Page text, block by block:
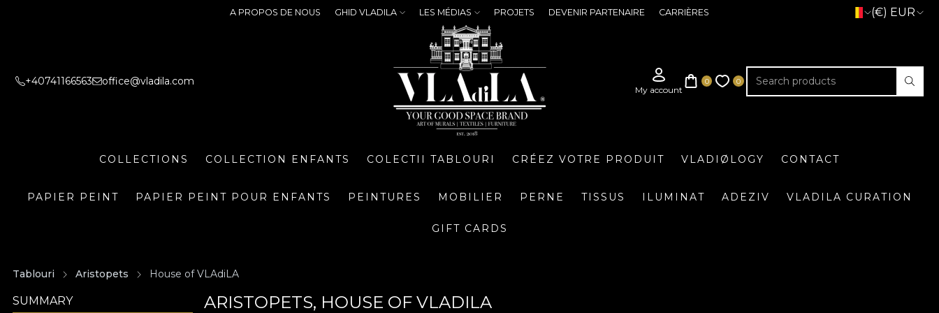
A PROPOS DE NOUS GHID VLADILA LES MÉDIAS PROJETS DEVENIR PARTENAIRE CARRIÈRES (€) EUR
+40741166563 office@vladila.com
COLLECTIONS COLLECTION ENFANTS COLECTII TABLOURI CRÉEZ VOTRE PRODUIT VLADIØLOGY CONTACT
PAPIER PEINT PAPIER PEINT POUR ENFANTS PEINTURES MOBILIER PERNE TISSUS ILUMINAT ADEZIV VLADILA CURATION
GIFT CARDS
Tablouri Aristopets House of VLAdiLA
SUMMARY ARISTOPETS, HOUSE OF VLADILA